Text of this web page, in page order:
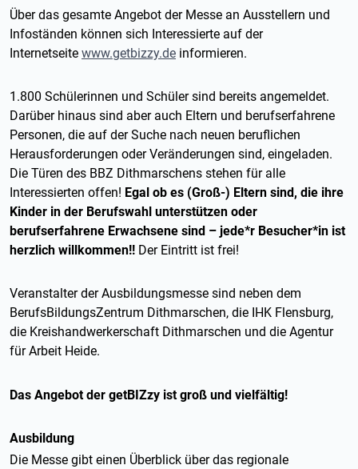
Über das gesamte Angebot der Messe an Ausstellern und
Infoständen können sich Interessierte auf der
Internetseite www.getbizzy.de informieren.
1.800 Schülerinnen und Schüler sind bereits angemeldet.
Darüber hinaus sind aber auch Eltern und berufserfahrene
Personen, die auf der Suche nach neuen beruflichen
Herausforderungen oder Veränderungen sind, eingeladen.
Die Türen des BBZ Dithmarschens stehen für alle
Interessierten offen! Egal ob es (Groß-) Eltern sind, die ihre
Kinder in der Berufswahl unterstützen oder
berufserfahrene Erwachsene sind – jede*r Besucher*in ist
herzlich willkommen!! Der Eintritt ist frei!
Veranstalter der Ausbildungsmesse sind neben dem
BerufsBildungsZentrum Dithmarschen, die IHK Flensburg,
die Kreishandwerkerschaft Dithmarschen und die Agentur
für Arbeit Heide.
Das Angebot der getBIZzy ist groß und vielfältig!
Ausbildung
Die Messe gibt einen Überblick über das regionale